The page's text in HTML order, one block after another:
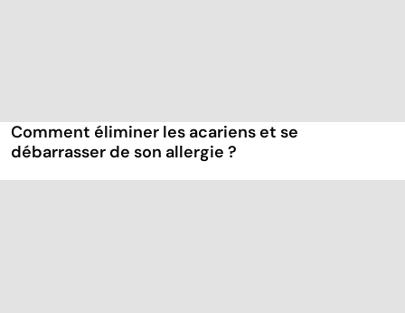
Comment éliminer les acariens et se
débarrasser de son allergie ?